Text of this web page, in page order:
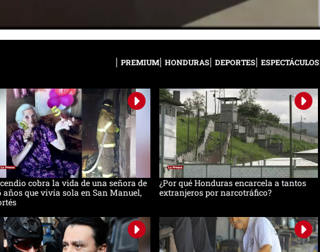
PREMIUM HONDURAS DEPORTES ESPECTÁCULOS
cobra la vida de una señora de
años que vivía sola en San Manuel,
¿Por qué Honduras encarcela a tantos
extranjeros por narcotráfico?